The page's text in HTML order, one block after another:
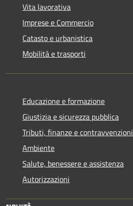
Vita lavorativa
Imprese e Commercio
Catasto e urbanistica
Mobilità e trasporti
Educazione e formazione
Giustizia e sicurezza pubblica
Tributi, finanze e contravvenzioni
Ambiente
Salute, benessere e assistenza
Autorizzazioni